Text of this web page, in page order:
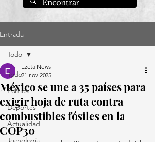
Entrada
Todo
Política
Deportes
Actualidad
Tecnología
Todo
México se une a 35 países para
exigir hoja de ruta contra
combustibles fósiles en la
COP30
Ezeta News
21 nov 2025